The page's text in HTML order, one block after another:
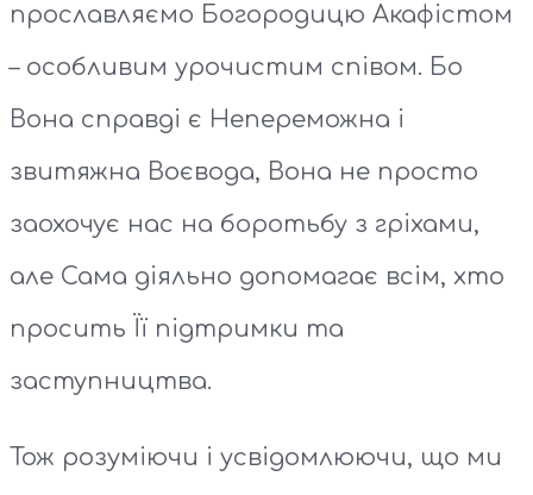
прославляємо Богородицю Акафістом
– особливим урочистим співом. Бо
Вона справді є Непереможна і
звитяжна Воєвода, Вона не просто
заохочує нас на боротьбу з гріхами,
але Сама діяльно допомагає всім, хто
просить Її підтримки та
заступництва.
Тож розуміючи і усвідомлюючи, що ми